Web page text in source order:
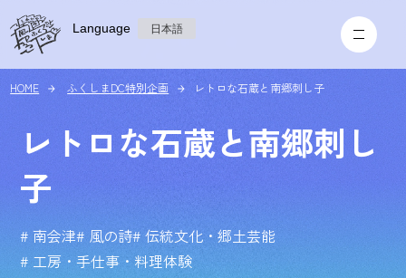
Language 日本語
HOME ふくしまDC特別企画 レトロな石蔵と南郷刺し子
レトロな石蔵と南郷刺し
子
# 南会津# 風の詩# 伝統文化・郷土芸能
# 工房・手仕事・料理体験